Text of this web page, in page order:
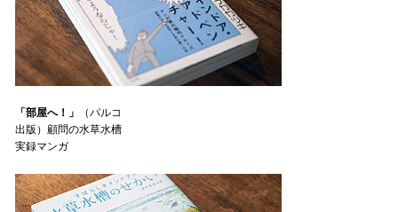
「部屋へ！」
（パルコ
出版）顧問の水草水槽
実録マンガ